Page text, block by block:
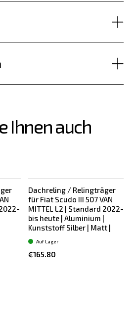
Ihnen auch
Dachreling / Relingträger
für Fiat Scudo III 507 VAN
MITTEL L2 | Standard 2022-
bis heute | Aluminium |
Kunststoff Silber | Matt |
€165.80
Auf Lager